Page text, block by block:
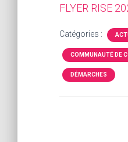
FLYER RISE
Catégories :
COMMUNAUTÉ DE
DÉMARCHES